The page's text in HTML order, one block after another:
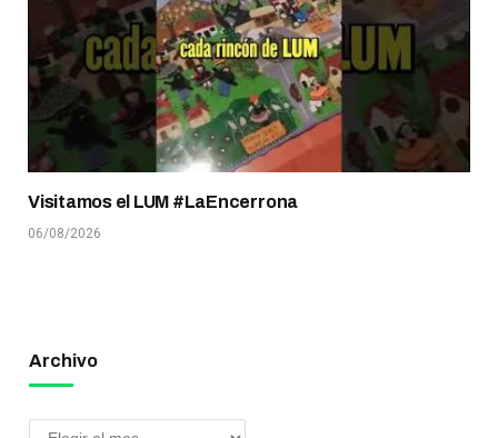
Visitamos el LUM #LaEncerrona
06/08/2026
Archivo